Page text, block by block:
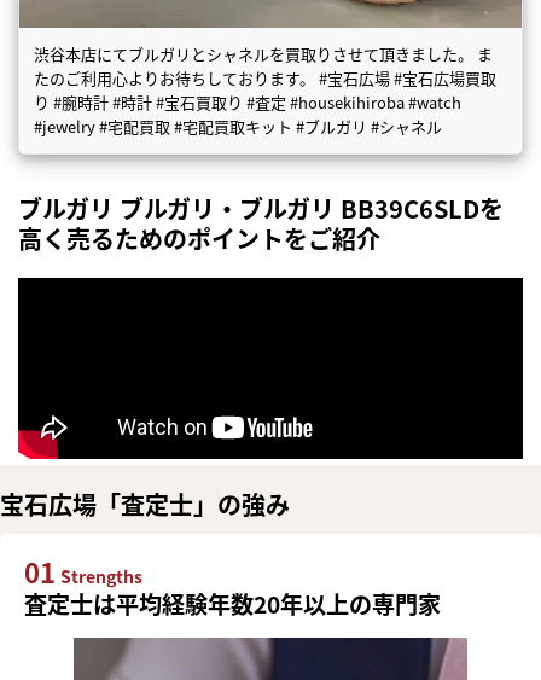
渋谷本店にてブルガリとシャネルを買取りさせて頂きました。 ま
たのご利用心よりお待ちしております。 #宝石広場 #宝石広場買取
り #腕時計 #時計 #宝石買取り #査定 #housekihiroba #watch
#jewelry #宅配買取 #宅配買取キット #ブルガリ #シャネル
ブルガリ ブルガリ・ブルガリ BB39C6SLDを
高く売るためのポイントをご紹介
宝石広場「査定士」の強み
01 Strengths
査定士は平均経験年数20年以上の専門家